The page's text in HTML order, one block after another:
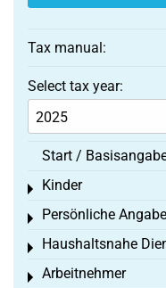
Tax manual:
Select tax year:
Start /
Kinder
Toggle menu
Persönliche
Toggle menu
Haushaltsnahe
Toggle menu
Arbeitnehmer
Toggle menu